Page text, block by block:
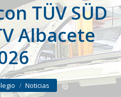
TÜV SÜD
Albacete
Noticias